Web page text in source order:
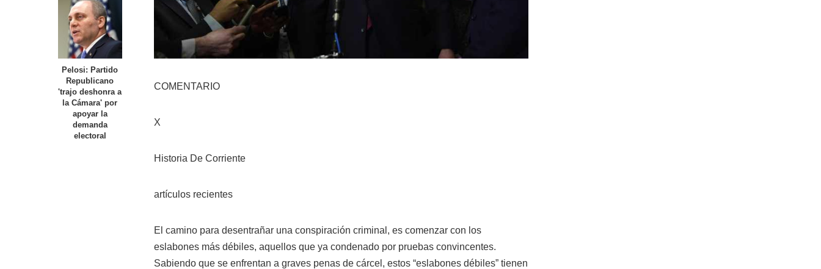
Pelosi: Partido
Republicano
'trajo deshonra a
la Cámara' por
apoyar la
demanda
electoral
COMENTARIO
X
Historia De Corriente
artículos recientes
El camino para desentrañar una conspiración criminal, es comenzar con los
eslabones más débiles, aquellos que ya condenado por pruebas convincentes.
Sabiendo que se enfrentan a graves penas de cárcel, estos “eslabones débiles” tienen